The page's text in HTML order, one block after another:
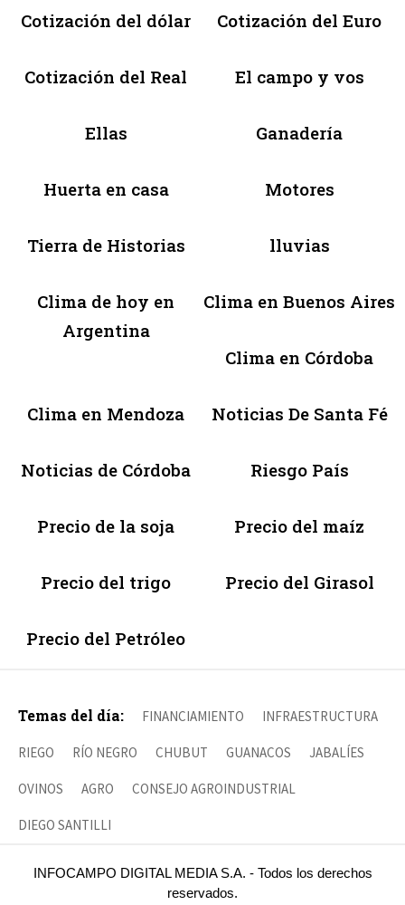
Cotización del dólar Cotización del Euro
Cotización del Real El campo y vos
Ellas Ganadería
Huerta en casa Motores
Tierra de Historias lluvias
Clima de hoy en
Argentina
Clima en Buenos Aires
Clima en Córdoba
Clima en Mendoza Noticias De Santa Fé
Noticias de Córdoba Riesgo País
Precio de la soja Precio del maíz
Precio del trigo Precio del Girasol
Precio del Petróleo
Temas del día: FINANCIAMIENTO INFRAESTRUCTURA
RIEGO RÍO NEGRO CHUBUT GUANACOS JABALÍES
OVINOS AGRO CONSEJO AGROINDUSTRIAL
DIEGO SANTILLI
INFOCAMPO DIGITAL MEDIA S.A. - Todos los derechos
reservados.